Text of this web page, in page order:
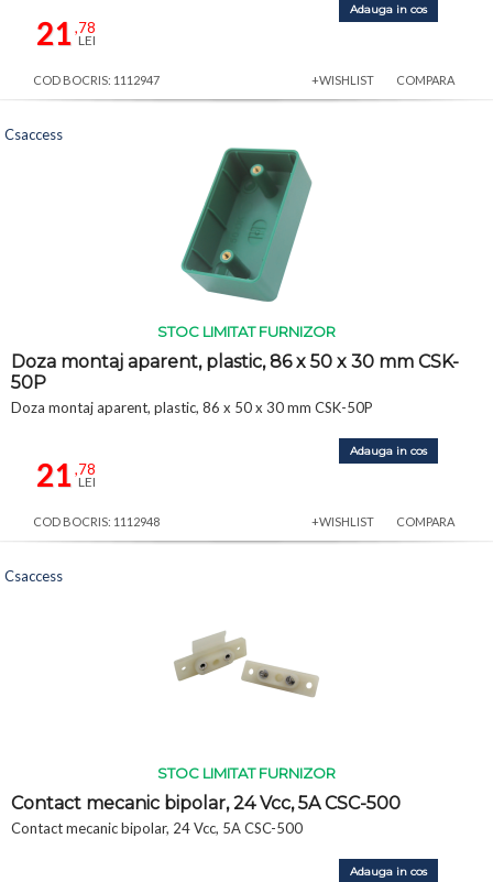
21,78
LEI
Adauga in cos
COD BOCRIS: 1112947 +WISHLIST COMPARA
STOC LIMITAT FURNIZOR
Doza montaj aparent, plastic, 86 x 50 x 30 mm CSK-
50P
Doza montaj aparent, plastic, 86 x 50 x 30 mm CSK-50P
21,78
LEI
Adauga in cos
Csaccess
COD BOCRIS: 1112948 +WISHLIST COMPARA
STOC LIMITAT FURNIZOR
Contact mecanic bipolar, 24 Vcc, 5A CSC-500
Contact mecanic bipolar, 24 Vcc, 5A CSC-500
Adauga in cos
Csaccess